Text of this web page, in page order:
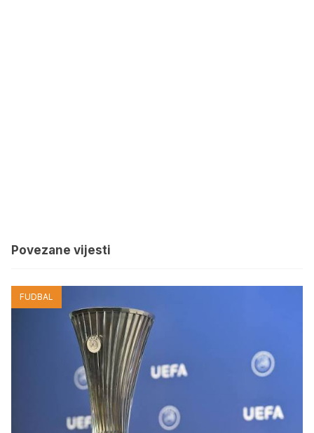
Povezane vijesti
FUDBAL